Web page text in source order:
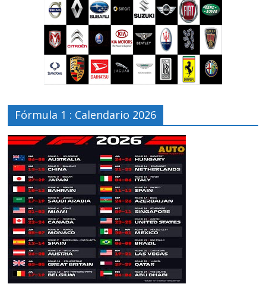
Fórmula 1 : Calendario 2026